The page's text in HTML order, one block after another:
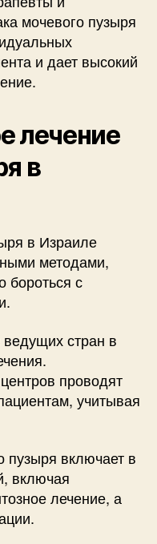
мочевого пузыря
и дает высокий
лечение
в
в Израиле
методами,
с
стран в
проводят
учитывая
пузыря включает в
включая
лечение, а